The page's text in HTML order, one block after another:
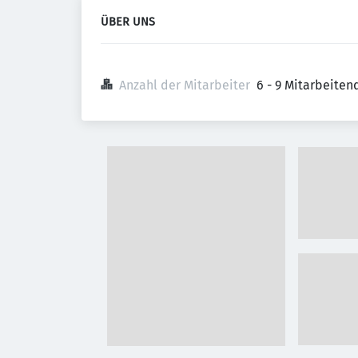
ÜBER UNS
Anzahl der Mitarbeiter 6 - 9